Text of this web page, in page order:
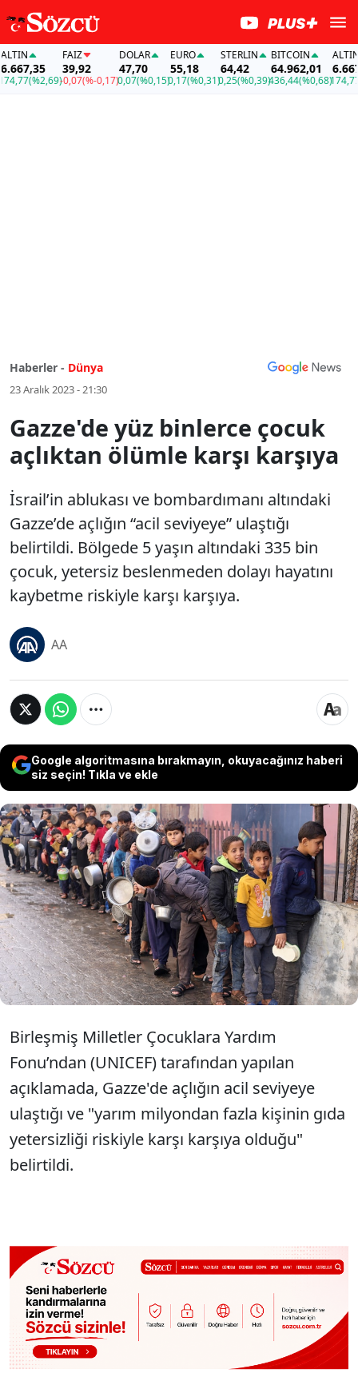
(%2,69)
39,92
-0,07(%-0,17)
DOLAR
47,70
0,07(%0,15)
EURO
55,18
0,17(%0,31)
STERLIN
64,42
0,25(%0,39)
BITCOIN
64.962,01
436,44(%0,68)
ALTIN
6.667,35
174,77
Haberler - Dünya
23 Aralık 2023 - 21:30
Gazze'de yüz binlerce çocuk
açlıktan ölümle karşı karşıya
İsrail’in ablukası ve bombardımanı altındaki
Gazze’de açlığın “acil seviyeye” ulaştığı
belirtildi. Bölgede 5 yaşın altındaki 335 bin
çocuk, yetersiz beslenmeden dolayı hayatını
kaybetme riskiyle karşı karşıya.
AA
Google algoritmasına bırakmayın, okuyacağınız haberi
siz seçin! Tıkla ve ekle
İsrail’in ablukası ve bombardımanı altındaki
Gazze’de açlığın “acil seviyeye” ulaştığı
belirtildi. Bölgede 5 yaşın altındaki 335 bin
çocuk, yetersiz beslenmeden dolayı hayatını
kaybetme riskiyle karşı karşıya.
Birleşmiş Milletler Çocuklara Yardım
Fonu’ndan (UNICEF) tarafından yapılan
açıklamada, Gazze'de açlığın acil seviyeye
ulaştığı ve "yarım milyondan fazla kişinin gıda
yetersizliği riskiyle karşı karşıya olduğu"
belirtildi.